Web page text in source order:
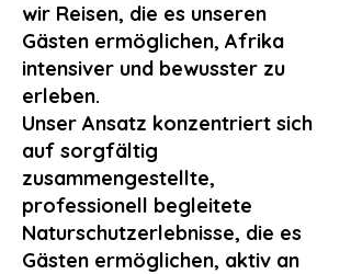
wir Reisen, die es unseren
Gästen ermöglichen, Afrika
intensiver und bewusster zu
erleben.
Unser Ansatz konzentriert sich
auf sorgfältig
zusammengestellte,
professionell begleitete
Naturschutzerlebnisse, die es
Gästen ermöglichen, aktiv an